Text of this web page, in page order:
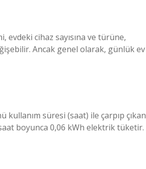
cihaz sayısına ve türüne,
Ancak genel olarak, günlük ev
süresi (saat) ile çarpıp çıkan
boyunca 0,06 kWh elektrik tüketir.